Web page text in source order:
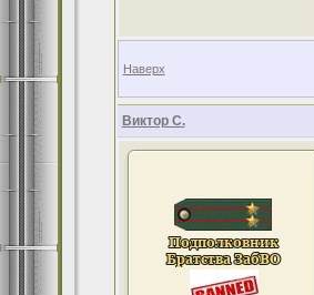
Наверх
Виктор С.